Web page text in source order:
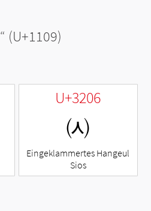
“ (U+1109)
U+3206
㈆
Eingeklammertes Hangeul
Sios